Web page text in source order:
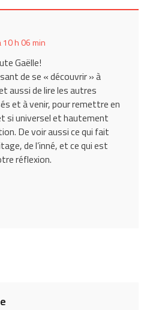
h 06 min
Gaëlle!
de se « découvrir » à
aussi de lire les autres
et à venir, pour remettre en
si universel et hautement
De voir aussi ce qui fait
de l’inné, et ce qui est
réflexion.